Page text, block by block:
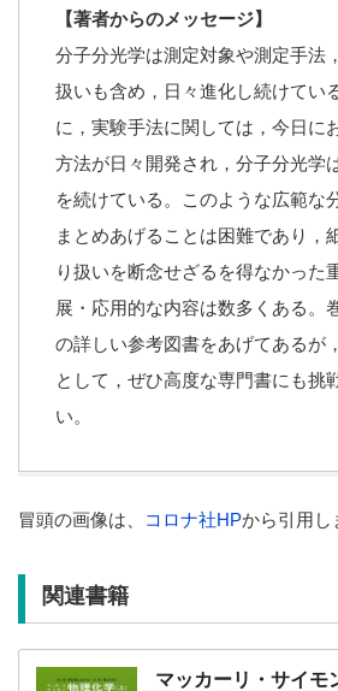
【著者からのメッセージ】
分子分光学は測定対象や測定手法
扱いも含め，日々進化し続けてい
に，実験手法に関しては，今日に
方法が日々開発され，分子分光学
を続けている。このような広範な
まとめあげることは困難であり，
り扱いを断念せざるを得なかった
展・応用的な内容は数多くある。
の詳しい参考図書をあげてあるが
として，ぜひ高度な専門書にも挑
い。
冒頭の画像は、 コロナ社HPから引用し
関連書籍
マッカーリ・サイモ